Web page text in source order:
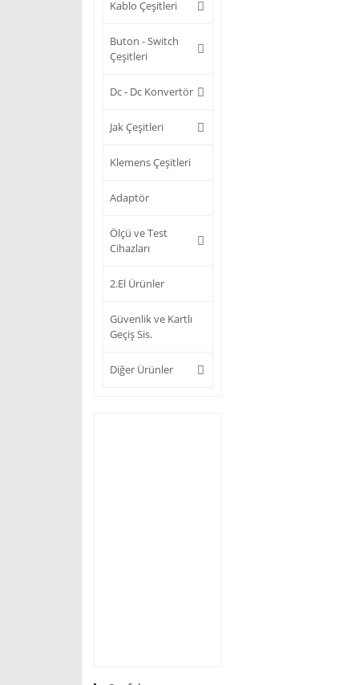
Kablo Çeşitleri
Buton - Switch
Çeşitleri
Dc - Dc Konvertör
Jak Çeşitleri
Klemens Çeşitleri
Adaptör
Ölçü ve Test
Cihazları
2.El Ürünler
Güvenlik ve Kartlı
Geçiş Sis.
Diğer Ürünler